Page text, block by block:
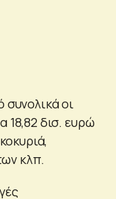
οι
18,82 δισ. ευρώ
κλπ.